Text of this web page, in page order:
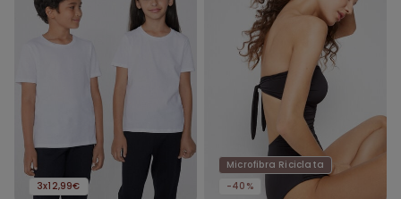
3x12,99€
Microfibra Riciclata
-40%